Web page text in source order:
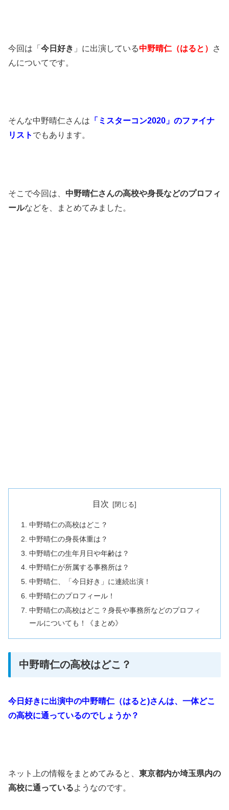
今回は「 今日好き 」に出演している中野晴仁（はると）
さ
んについてです。
そんな中野晴仁さんは 「ミスターコン2020」のファイナ
リスト でもあります。
そこで今回は、 中野晴仁さんの高校や身長などのプロフィ
ールなどを、まとめてみました。
目次
中野晴仁の高校はどこ？
中野晴仁の身長体重は？
中野晴仁の生年月日や年齢は？
中野晴仁が所属する事務所は？
中野晴仁、「今日好き」に連続出演！
中野晴仁のプロフィール！
中野晴仁の高校はどこ？身長や事務所などのプロフィ
ールについても！《まとめ》
中野晴仁の高校はどこ？
今日好きに出演中の中野晴仁（はると)さんは、一体どこ
の高校に通っているのでしょうか？
ネット上の情報をまとめてみると、 東京都内か埼玉県内の
高校に通っているようなのです。